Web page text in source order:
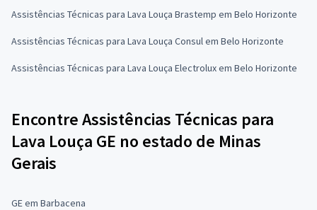
Assistências Técnicas para Lava Louça Brastemp em Belo Horizonte
Assistências Técnicas para Lava Louça Consul em Belo Horizonte
Assistências Técnicas para Lava Louça Electrolux em Belo Horizonte
Encontre Assistências Técnicas para
Lava Louça GE no estado de Minas
Gerais
GE em Barbacena